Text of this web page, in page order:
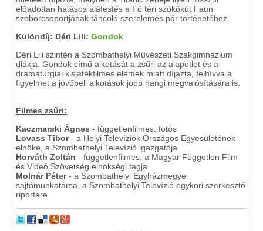
előadottan hatásos aláfestés a Fő téri szökőkút Faun
szoborcsoportjának táncoló szerelemes pár történetéhez.
Különdíj: Déri Lili: Gondok
Déri Lili szintén a Szombathelyi Művészeti Szakgimnázium
diákja. Gondok című alkotását a zsűri az alapötlet és a
dramaturgiai kisjátékfilmes elemek miatt díjazta, felhívva a
figyelmet a jövőbeli alkotások jobb hangi megvalósítására is.
Filmes zsűri:
Kaczmarski Ágnes - függetlenfilmes, fotós
Lovass Tibor- a Helyi Televíziók Országos Egyesületének
elnöke, a Szombathelyi Televízió igazgatója
Horváth Zoltán - függetlenfilmes, a Magyar Független Film
és Videó Szövetség elnökségi tagja
Molnár Péter- a Szombathelyi Egyházmegye
sajtómunkatársa, a Szombathelyi Televízió egykori szerkesztő
riportere